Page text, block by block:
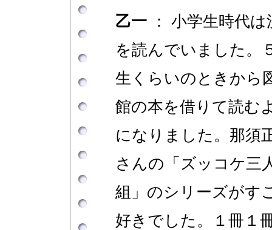
乙一 ： 小学生時代は
を読んでいました。
生くらいのときから
館の本を借りて読む
になりました。那須
さんの「ズッコケ三
組」のシリーズがす
好きでした。１冊１